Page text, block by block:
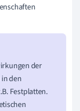
der
den
Festplatten.